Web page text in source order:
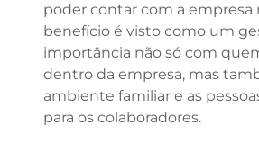
poder contar com a empresa
benefício é visto como um
importância não só com
dentro da empresa, mas
ambiente familiar e as
para os colaboradores.